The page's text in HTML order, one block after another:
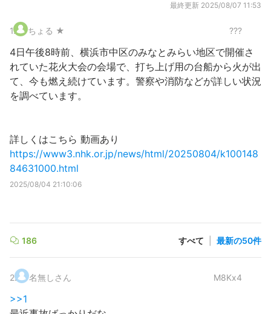
最終更新 2025/08/07 11:53
1. ちょる ★ ???
4日午後8時前、横浜市中区のみなとみらい地区で開催さ
れていた花火大会の会場で、打ち上げ用の台船から火が出
て、今も燃え続けています。警察や消防などが詳しい状況
を調べています。
詳しくはこちら 動画あり
https://www3.nhk.or.jp/news/html/20250804/k100148
84631000.html
2025/08/04 21:10:06
186 すべて 最新の50件
2. 名無しさん M8Kx4
>>1